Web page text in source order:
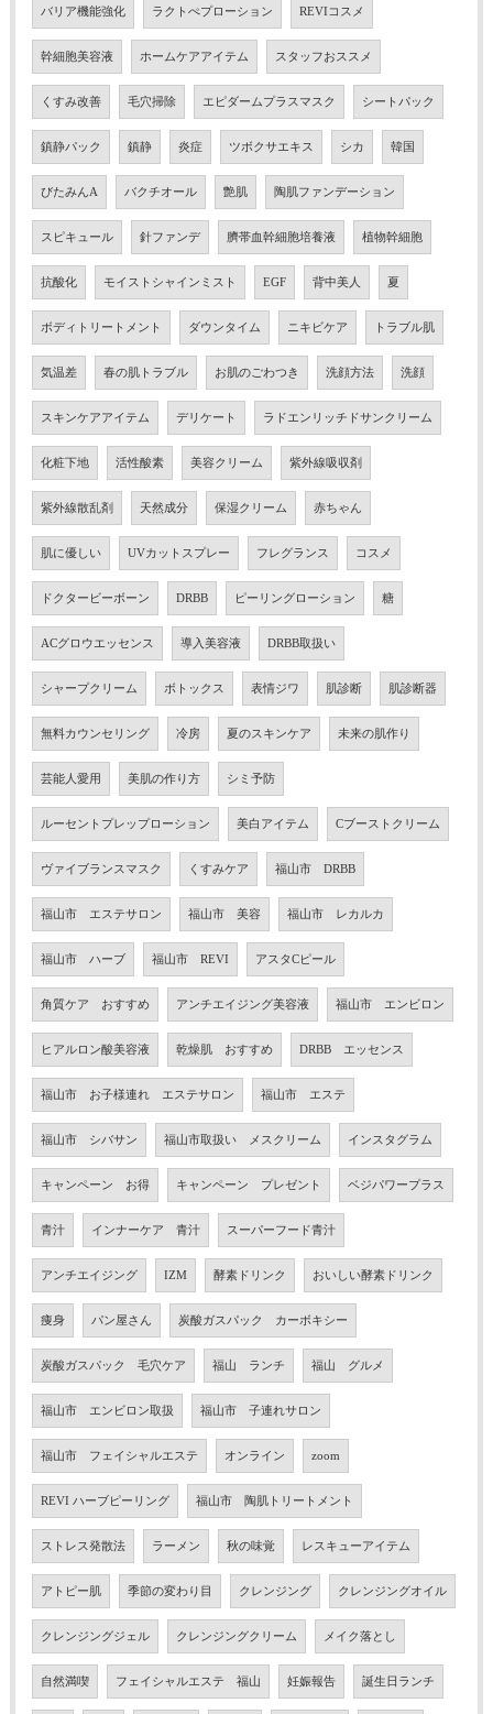
バリア機能強化 ラクトぺプローション REVIコスメ
幹細胞美容液 ホームケアアイテム スタッフおススメ
くすみ改善 毛穴掃除 エピダームプラスマスク シートパック
鎮静パック 鎮静 炎症 ツボクサエキス シカ 韓国
びたみんA バクチオール 艶肌 陶肌ファンデーション
スピキュール 針ファンデ 臍帯血幹細胞培養液 植物幹細胞
抗酸化 モイストシャインミスト EGF 背中美人 夏
ボディトリートメント ダウンタイム ニキビケア トラブル肌
気温差 春の肌トラブル お肌のごわつき 洗顔方法 洗顔
スキンケアアイテム デリケート ラドエンリッチドサンクリーム
化粧下地 活性酸素 美容クリーム 紫外線吸収剤
紫外線散乱剤 天然成分 保湿クリーム 赤ちゃん
肌に優しい UVカットスプレー フレグランス コスメ
ドクタービーボーン DRBB ピーリングローション 糖
ACグロウエッセンス 導入美容液 DRBB取扱い
シャープクリーム ボトックス 表情ジワ 肌診断 肌診断器
無料カウンセリング 冷房 夏のスキンケア 未来の肌作り
芸能人愛用 美肌の作り方 シミ予防
ルーセントプレップローション 美白アイテム Cブーストクリーム
ヴァイブランスマスク くすみケア 福山市 DRBB
福山市 エステサロン 福山市 美容 福山市 レカルカ
福山市 ハーブ 福山市 REVI アスタCピール
角質ケア おすすめ アンチエイジング美容液 福山市 エンビロン
ヒアルロン酸美容液 乾燥肌 おすすめ DRBB エッセンス
福山市 お子様連れ エステサロン 福山市 エステ
福山市 シバサン 福山市取扱い メスクリーム インスタグラム
キャンペーン お得 キャンペーン プレゼント ベジパワープラス
青汁 インナーケア 青汁 スーパーフード青汁
アンチエイジング IZM 酵素ドリンク おいしい酵素ドリンク
痩身 パン屋さん 炭酸ガスパック カーボキシー
炭酸ガスパック 毛穴ケア 福山 ランチ 福山 グルメ
福山市 エンビロン取扱 福山市 子連れサロン
福山市 フェイシャルエステ オンライン zoom
REVI ハーブピーリング 福山市 陶肌トリートメント
ストレス発散法 ラーメン 秋の味覚 レスキューアイテム
アトピー肌 季節の変わり目 クレンジング クレンジングオイル
クレンジングジェル クレンジングクリーム メイク落とし
自然満喫 フェイシャルエステ 福山 妊娠報告 誕生日ランチ